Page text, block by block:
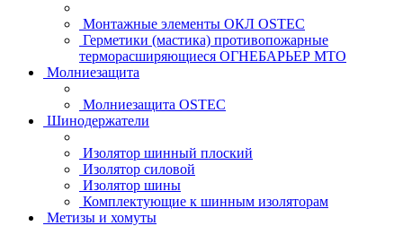
Монтажные элементы ОКЛ OSTEC
Герметики (мастика) противопожарные
терморасширяющиеся ОГНЕБАРЬЕР МТО
Молниезащита
Молниезащита OSTEC
Шинодержатели
Изолятор шинный плоский
Изолятор силовой
Изолятор шины
Комплектующие к шинным изоляторам
Метизы и хомуты